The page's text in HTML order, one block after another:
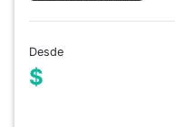
Desde
$